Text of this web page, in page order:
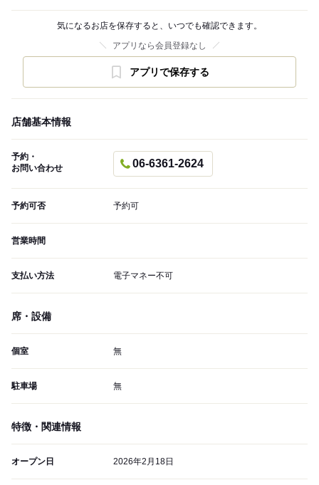
気になるお店を保存すると、いつでも確認できます。
アプリなら会員登録なし
アプリで保存する
店舗基本情報
予約・
お問い合わせ
06-6361-2624
予約可否 予約可
営業時間
支払い方法 電子マネー不可
席・設備
個室 無
駐車場 無
特徴・関連情報
オープン日 2026年2月18日